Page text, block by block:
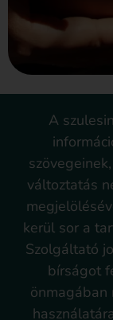
A
változtatás
kerül sor a
Szolgáltató
bírságot